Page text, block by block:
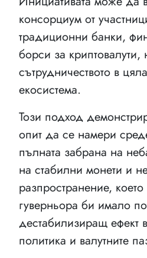
консорциум от
традиционни банки,
борси за криптовалути,
сътрудничеството в
екосистема.
Този подход
опит да се намери
пълната забрана на
на стабилни монети и
разпространение,
гуверньора би имало
дестабилизиращ ефект
политика и валутните